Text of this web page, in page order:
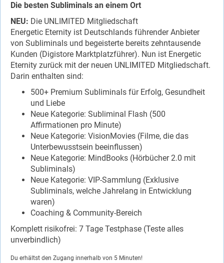
Die besten Subliminals an einem Ort
NEU: Die UNLIMITED Mitgliedschaft
Energetic Eternity ist Deutschlands führender Anbieter
von Subliminals und begeisterte bereits zehntausende
Kunden (Digistore Marktplatzführer). Nun ist Energetic
Eternity zurück mit der neuen UNLIMITED Mitgliedschaft.
Darin enthalten sind:
500+ Premium Subliminals für Erfolg, Gesundheit
und Liebe
Neue Kategorie: Subliminal Flash (500
Affirmationen pro Minute)
Neue Kategorie: VisionMovies (Filme, die das
Unterbewusstsein beeinflussen)
Neue Kategorie: MindBooks (Hörbücher 2.0 mit
Subliminals)
Neue Kategorie: VIP-Sammlung (Exklusive
Subliminals, welche Jahrelang in Entwicklung
waren)
Coaching & Community-Bereich
Komplett risikofrei: 7 Tage Testphase (Teste alles
unverbindlich)
Du erhältst den Zugang innerhalb von 5 Minuten!